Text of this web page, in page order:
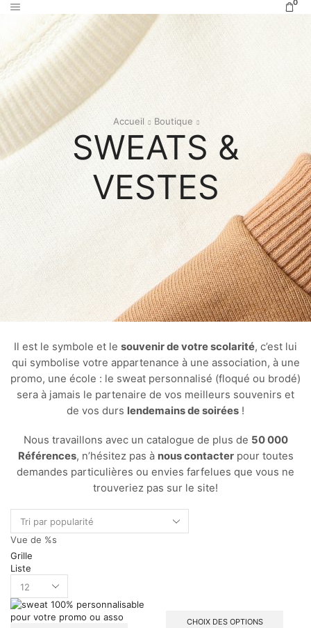
0
Accueil Boutique
SWEATS &
VESTES
Il est le symbole et le souvenir de votre scolarité, c’est lui
qui symbolise votre appartenance à une association, à une
promo, une école : le sweat personnalisé (floqué ou brodé)
sera à jamais le partenaire de vos meilleurs souvenirs et
de vos durs lendemains de soirées !
Nous travaillons avec un catalogue de plus de 50 000
Références, n’hésitez pas à nous contacterpour toutes
demandes particulières ou envies farfelues que vous ne
trouveriez pas sur le site!
Vue de %s
Grille
Liste
CHOIX DES OPTIONS